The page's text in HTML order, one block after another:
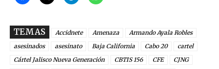
TEMAS Accidnete Amenaza
Armando Ayala Robles
asesinados
asesinato Baja California Cabo 20
cartel
Cártel Jalisco Nueva Generación
CBTIS 156 CFE
CJNG